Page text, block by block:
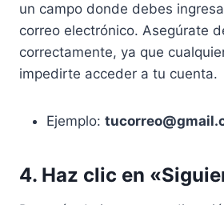
un campo donde debes
correo electrónico. Asegúrate
correctamente, ya que
impedirte acceder a tu cuenta.
Ejemplo:
4. Haz clic en